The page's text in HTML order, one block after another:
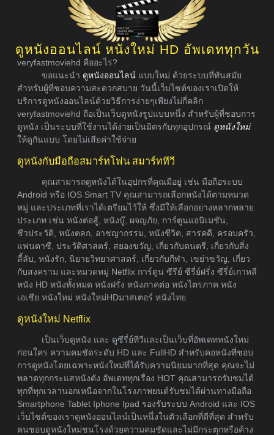
ดูหนังออนไลน์ หนังใหม่ HD อัพเดททุกวัน
veryfastmoviehd คืออะไร?
ขอแนะนำ ดูหนังออนไลน์ แบบใหม่ ด้วยระบบที่ทันสมัย
สำหรับผู้ที่ชอบความสะดวกสบาย วันนี้เว็บไซต์ของเราเปิดให้
บริการดูหนังออนไลน์ด้วยวิธีการง่ายๆเพียงไม่กี่คลิก
veryfastmoviehd ถือเป็นเว็บดูหนังรูปแบบหนึ่ง สำหรับผู้ที่ชอบการ
ดูหนัง เป็นระบบที่ใช้งานได้ง่ายเป็นมิตรกับทุกอุปกรณ์ ดูหนังใหม่
ให้ดูกันแบบ โดยไม่เสียค่าใช้จ่าย
ดูหนังกับมือถือสมาร์ทโฟน สมาร์ททีวี
คุณสามารถดูหนังได้ในอุปกรที่คุณมีอยู่ เช่น มือถือระบบ
Android หรือ IOS Smart TV คุณสามารถเลือกหนังได้ตามหมวด
หมู่ และประเภทที่เราได้เตรียมไว้ให้ ซึ่งมีให้เลือกอย่างหลากหลาย
ประเภท เช่น หนังต่อสู้, หนังบู๊, ผจญภัย, การ์ตูนแอนิเมชัน,
ชีวประวัติ, หนังตลก, อาชญากรรม, หนังชีวิต, สารคดี, ครอบครัว,
แฟนตาซี, ประวัติศาสตร์, สยองขวัญ, เกี่ยวกับดนตรี, เกี่ยวกับสิ่ง
ลี้ลับ, หนังรัก, นิยายวิทยาศาสตร์, เกี่ยวกับกีฬา, เขย่าขวัญ, เกี่ยว
กับสงคราม และหมวดหมู่ Netflix การ์ตูน ซีรีย์ ซีรี่ย์ฝรั่ง ซีรี่ย์เกาหลี
หนัง HD หนังทั้งหมด หนังฝรั่ง หนังภาคต่อ หนังไตรภาค หนัง
เอเชีย หนังใหม่ หนังใหม่HDมาสเตอร์ หนังไทย
ดูหนังใหม่ Netflix
เป็นเว็บดูหนัง และ ดูซีรี่ย์ทีวีและเป็นเว็บที่อัพเดทหนังใหม่
ก่อนใคร ความคมชัดระดับ HD และ FullHD สำหรับคอหนังที่ชอบ
การดูหนังโดยเฉพาะหนังใหม่ที่ได้รับความนิยมมากที่สุด คุณจะไม่
พลาดทุกกระแสหนังดัง อัพเดททุกเรื่อง HOT คุณสามารถรับชมได้
ทุกที่ทุกเวลานอกเหนือจากในโรงภาพยนต์รับชมได้ผ่านทางมือถือ
Smartphone Tablet Iphone Ipad รองรับระบบ Android และ IOS
เว็บไซต์ของเราดูหนังออนไลน์เป็นหนึ่งในตัวเลือกที่ดีที่สุด สำหรับ
คนชอบดูหนังใหม่ชนโรงด้วยความคมชัดและไม่มีกระตุกหรือค้าง